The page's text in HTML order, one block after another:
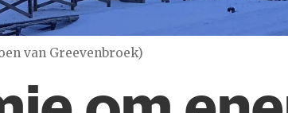
van Greevenbroek)